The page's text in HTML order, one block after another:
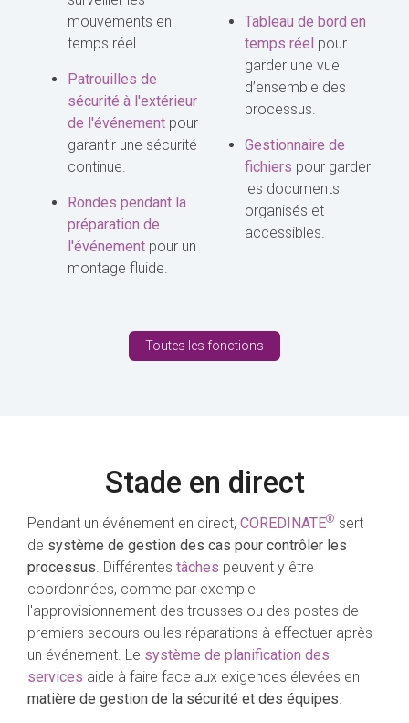
mouvements en
temps réel.
Patrouilles de
sécurité à l'extérieur
de l'événement pour
garantir une sécurité
continue.
Rondes pendant la
préparation de
l'événement pour un
montage fluide.
Tableau de bord en
temps réel pour
garder une vue
d’ensemble des
processus.
Gestionnaire de
fichiers pour garder
les documents
organisés et
accessibles.
Toutes les fonctions
Stade en direct
Pendant un événement en direct, COREDINATE® sert
de système de gestion des cas pour contrôler les
processus. Différentes tâches peuvent y être
coordonnées, comme par exemple
l'approvisionnement des trousses ou des postes de
premiers secours ou les réparations à effectuer après
un événement. Le système de planification des
services aide à faire face aux exigences élevées en
matière de gestion de la sécurité et des équipes.